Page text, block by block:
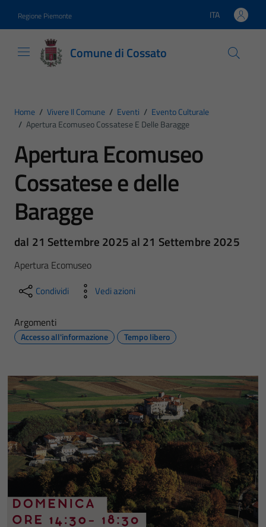
Regione Piemonte Lingua attiva:
ITA
Comune di Cossato
Home / Vivere Il Comune / Eventi / Evento Culturale
/ Apertura Ecomuseo Cossatese E Delle Baragge
Apertura Ecomuseo
Cossatese e delle
Baragge
dal 21 Settembre 2025 al 21 Settembre 2025
Apertura Ecomuseo
Condividi Vedi azioni
Argomenti
Accesso all'informazione Tempo libero